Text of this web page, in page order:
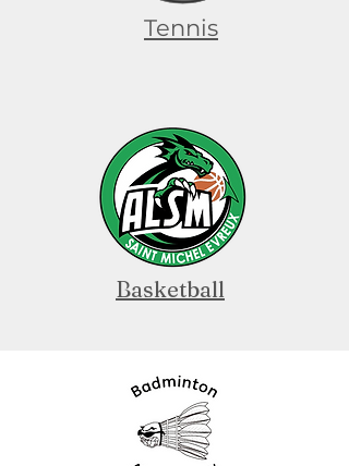
Tennis
Basketball